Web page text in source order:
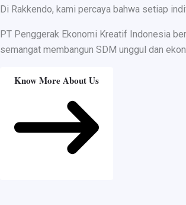
Di Rakkendo, kami percaya bahwa setiap
PT Penggerak Ekonomi Kreatif Indonesia
semangat membangun SDM unggul dan
Know More About Us